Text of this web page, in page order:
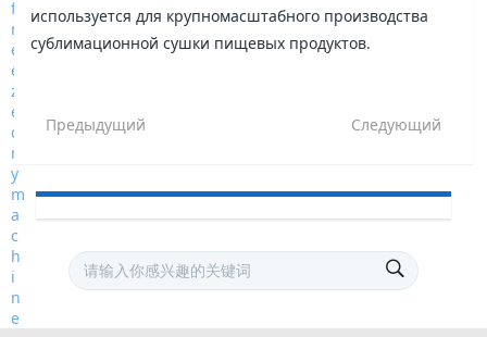
используется для крупномасштабного производства
сублимационной сушки пищевых продуктов.
Предыдущий Следующий